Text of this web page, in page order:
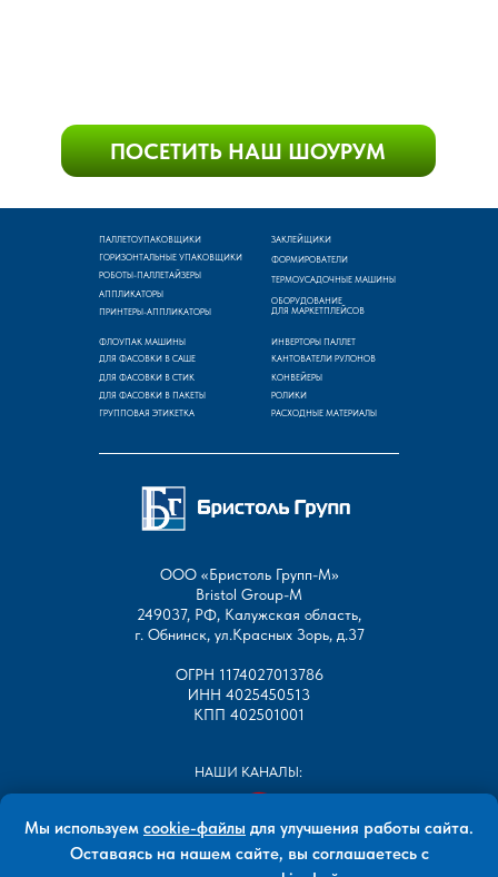
ПАЛЛЕТОУПАКОВЩИКИ
ГОРИЗОНТАЛЬНЫЕ УПАКОВЩИКИ
ЗАКЛЕЙЩИКИ
ФОРМИРОВАТЕЛИ
ТЕРМОУСАДОЧНЫЕ МАШИНЫ
АППЛИКАТОРЫ
ПРИНТЕРЫ-АППЛИКАТОРЫ
ФЛОУПАК МАШИНЫ
ДЛЯ ФАСОВКИ В СТИК
ДЛЯ ФАСОВКИ В САШЕ
ДЛЯ ФАСОВКИ В ПАКЕТЫ
ОБОРУДОВАНИЕ
ДЛЯ МАРКЕТПЛЕЙСОВ
ГРУППОВАЯ ЭТИКЕТКА
РОБОТЫ-ПАЛЛЕТАЙЗЕРЫ
ИНВЕРТОРЫ ПАЛЛЕТ
КАНТОВАТЕЛИ РУЛОНОВ
КОНВЕЙЕРЫ
РОЛИКИ
РАСХОДНЫЕ МАТЕРИАЛЫ
ООО «Бристоль Групп-М»
Bristol Group-М
249037, РФ, Калужская область,
г. Обнинск, ул.Красных Зорь, д.37
ОГРН 1174027013786
ИНН 4025450513
КПП 402501001
НАШИ КАНАЛЫ:
Мы используем cookie-файлы для улучшения работы сайта.
Оставаясь на нашем сайте, вы соглашаетесь с